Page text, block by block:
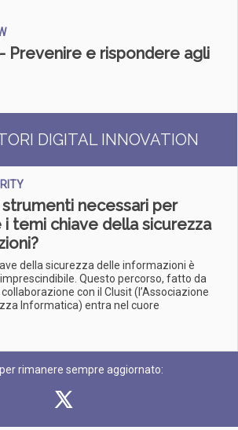
Prevenire e rispondere agli
DIGITAL INNOVATION
necessari per
temi chiave della sicurezza
della sicurezza delle informazioni è
Questo percorso, fatto da
con il Clusit (l’Associazione
Informatica) entra nel cuore
rimanere sempre aggiornato: